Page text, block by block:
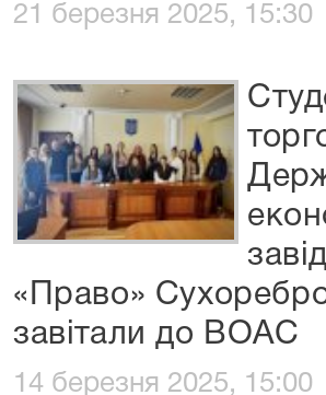
21 березня 2025, 15:30
«Право»
завітали до ВОАС
14 березня 2025, 15:00